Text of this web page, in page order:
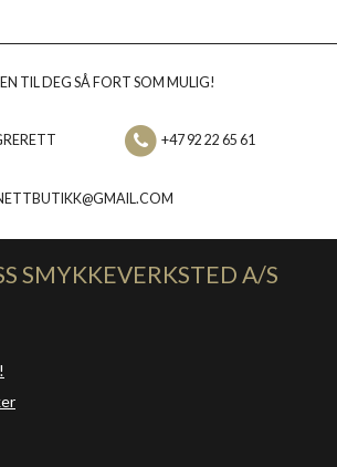
TIL DEG SÅ FORT SOM MULIG!
+47 92 22 65 61
SMYKKEVERKSTED A/S